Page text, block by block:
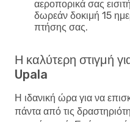
αεροπορικά σας
δωρεάν δοκιμή 15
πτήσης σας.
Η καλύτερη στιγμή
Upala
Η ιδανική ώρα για να
πάντα από τις